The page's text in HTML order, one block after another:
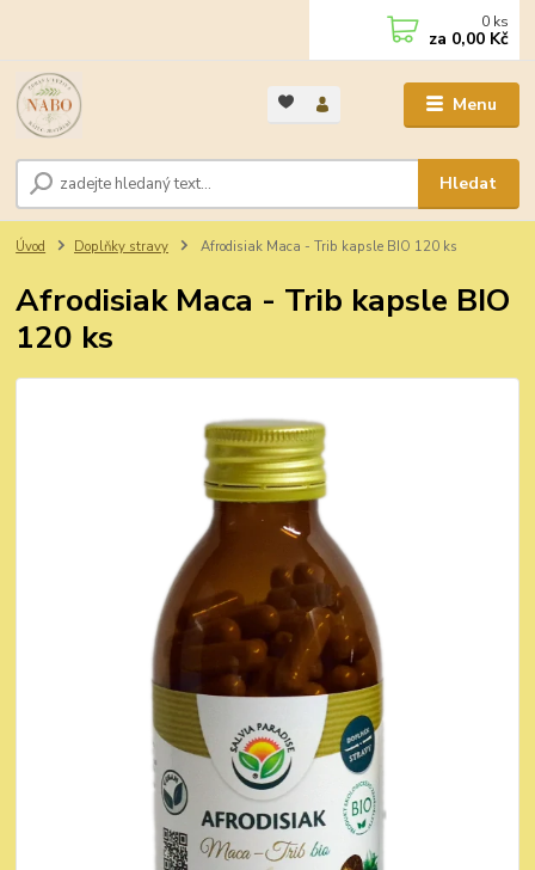
Menu
Hledat
0 ks
za 0,00 Kč
Úvod Doplňky stravy Afrodisiak Maca - Trib kapsle BIO 120 ks
Afrodisiak Maca - Trib kapsle BIO
120 ks